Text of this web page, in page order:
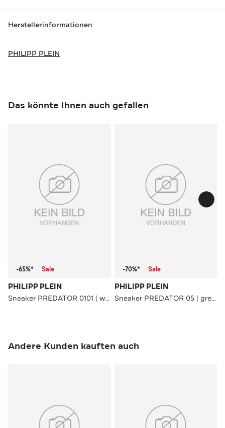
Herstellerinformationen
PHILIPP PLEIN
Das könnte Ihnen auch gefallen
-65%* Sale
PHILIPP PLEIN
Sneaker PREDATOR 0101 | white/white
-70%* Sale
PHILIPP PLEIN
Sneaker PREDATOR 05 | green
Andere Kunden kauften auch